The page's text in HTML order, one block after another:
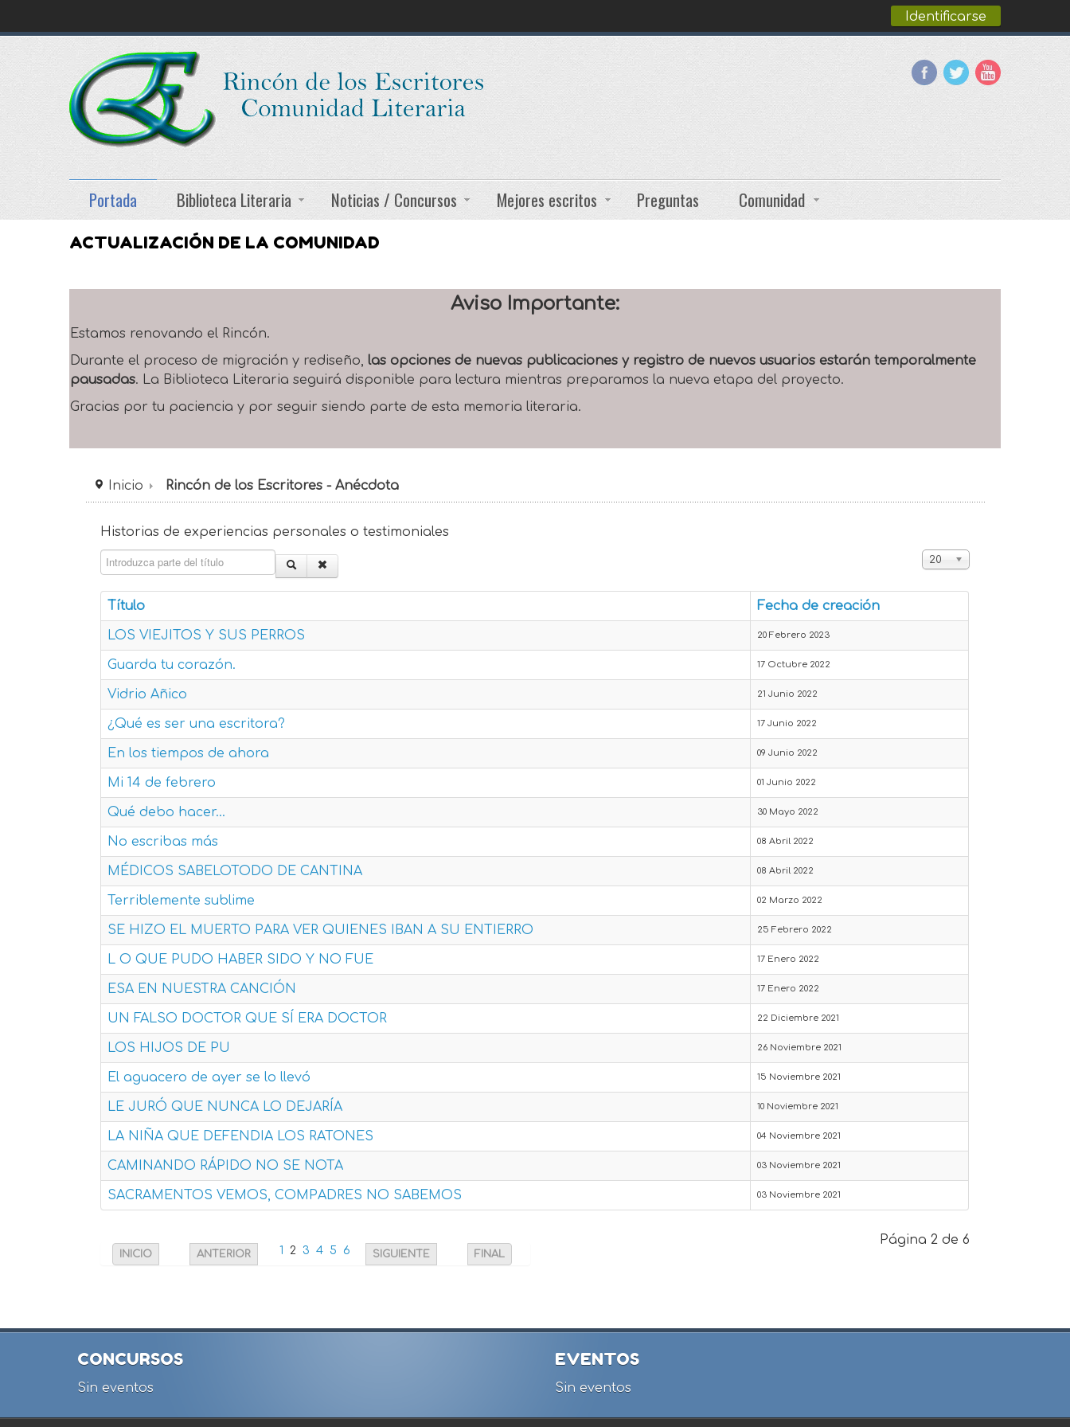
Identificarse
Portada Biblioteca Literaria Noticias / Concursos Mejores escritos Preguntas Comunidad
ACTUALIZACIÓN DE LA COMUNIDAD
Aviso Importante:
Estamos renovando el Rincón.
Durante el proceso de migración y rediseño, las opciones de nuevas publicaciones y registro de nuevos usuarios estarán temporalmente
pausadas. La Biblioteca Literaria seguirá disponible para lectura mientras preparamos la nueva etapa del proyecto.
Gracias por tu paciencia y por seguir siendo parte de esta memoria literaria.
Inicio Rincón de los Escritores - Anécdota
Historias de experiencias personales o testimoniales
Introduzca parte del título Cantidad a mostrar
20
Título Fecha de creación
LOS VIEJITOS Y SUS PERROS 20 Febrero 2023
Guarda tu corazón. 17 Octubre 2022
Vidrio Añico 21 Junio 2022
¿Qué es ser una escritora? 17 Junio 2022
En los tiempos de ahora 09 Junio 2022
Mi 14 de febrero 01 Junio 2022
Qué debo hacer... 30 Mayo 2022
No escribas más 08 Abril 2022
MÉDICOS SABELOTODO DE CANTINA 08 Abril 2022
Terriblemente sublime 02 Marzo 2022
SE HIZO EL MUERTO PARA VER QUIENES IBAN A SU ENTIERRO 25 Febrero 2022
L O QUE PUDO HABER SIDO Y NO FUE 17 Enero 2022
ESA EN NUESTRA CANCIÓN 17 Enero 2022
UN FALSO DOCTOR QUE SÍ ERA DOCTOR 22 Diciembre 2021
LOS HIJOS DE PU 26 Noviembre 2021
El aguacero de ayer se lo llevó 15 Noviembre 2021
LE JURÓ QUE NUNCA LO DEJARÍA 10 Noviembre 2021
LA NIÑA QUE DEFENDIA LOS RATONES 04 Noviembre 2021
CAMINANDO RÁPIDO NO SE NOTA 03 Noviembre 2021
SACRAMENTOS VEMOS, COMPADRES NO SABEMOS 03 Noviembre 2021
Página 2 de 6
INICIO ANTERIOR 1 2 3 4 5 6 SIGUIENTE FINAL
CONCURSOS
Sin eventos
EVENTOS
Sin eventos